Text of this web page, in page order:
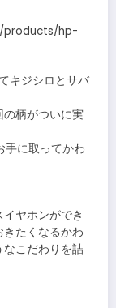
products/hp-
キジシロとサバ
の柄がついに実
手に取ってかわ
ヤホンができ
たくなるかわ
なこだわりを詰